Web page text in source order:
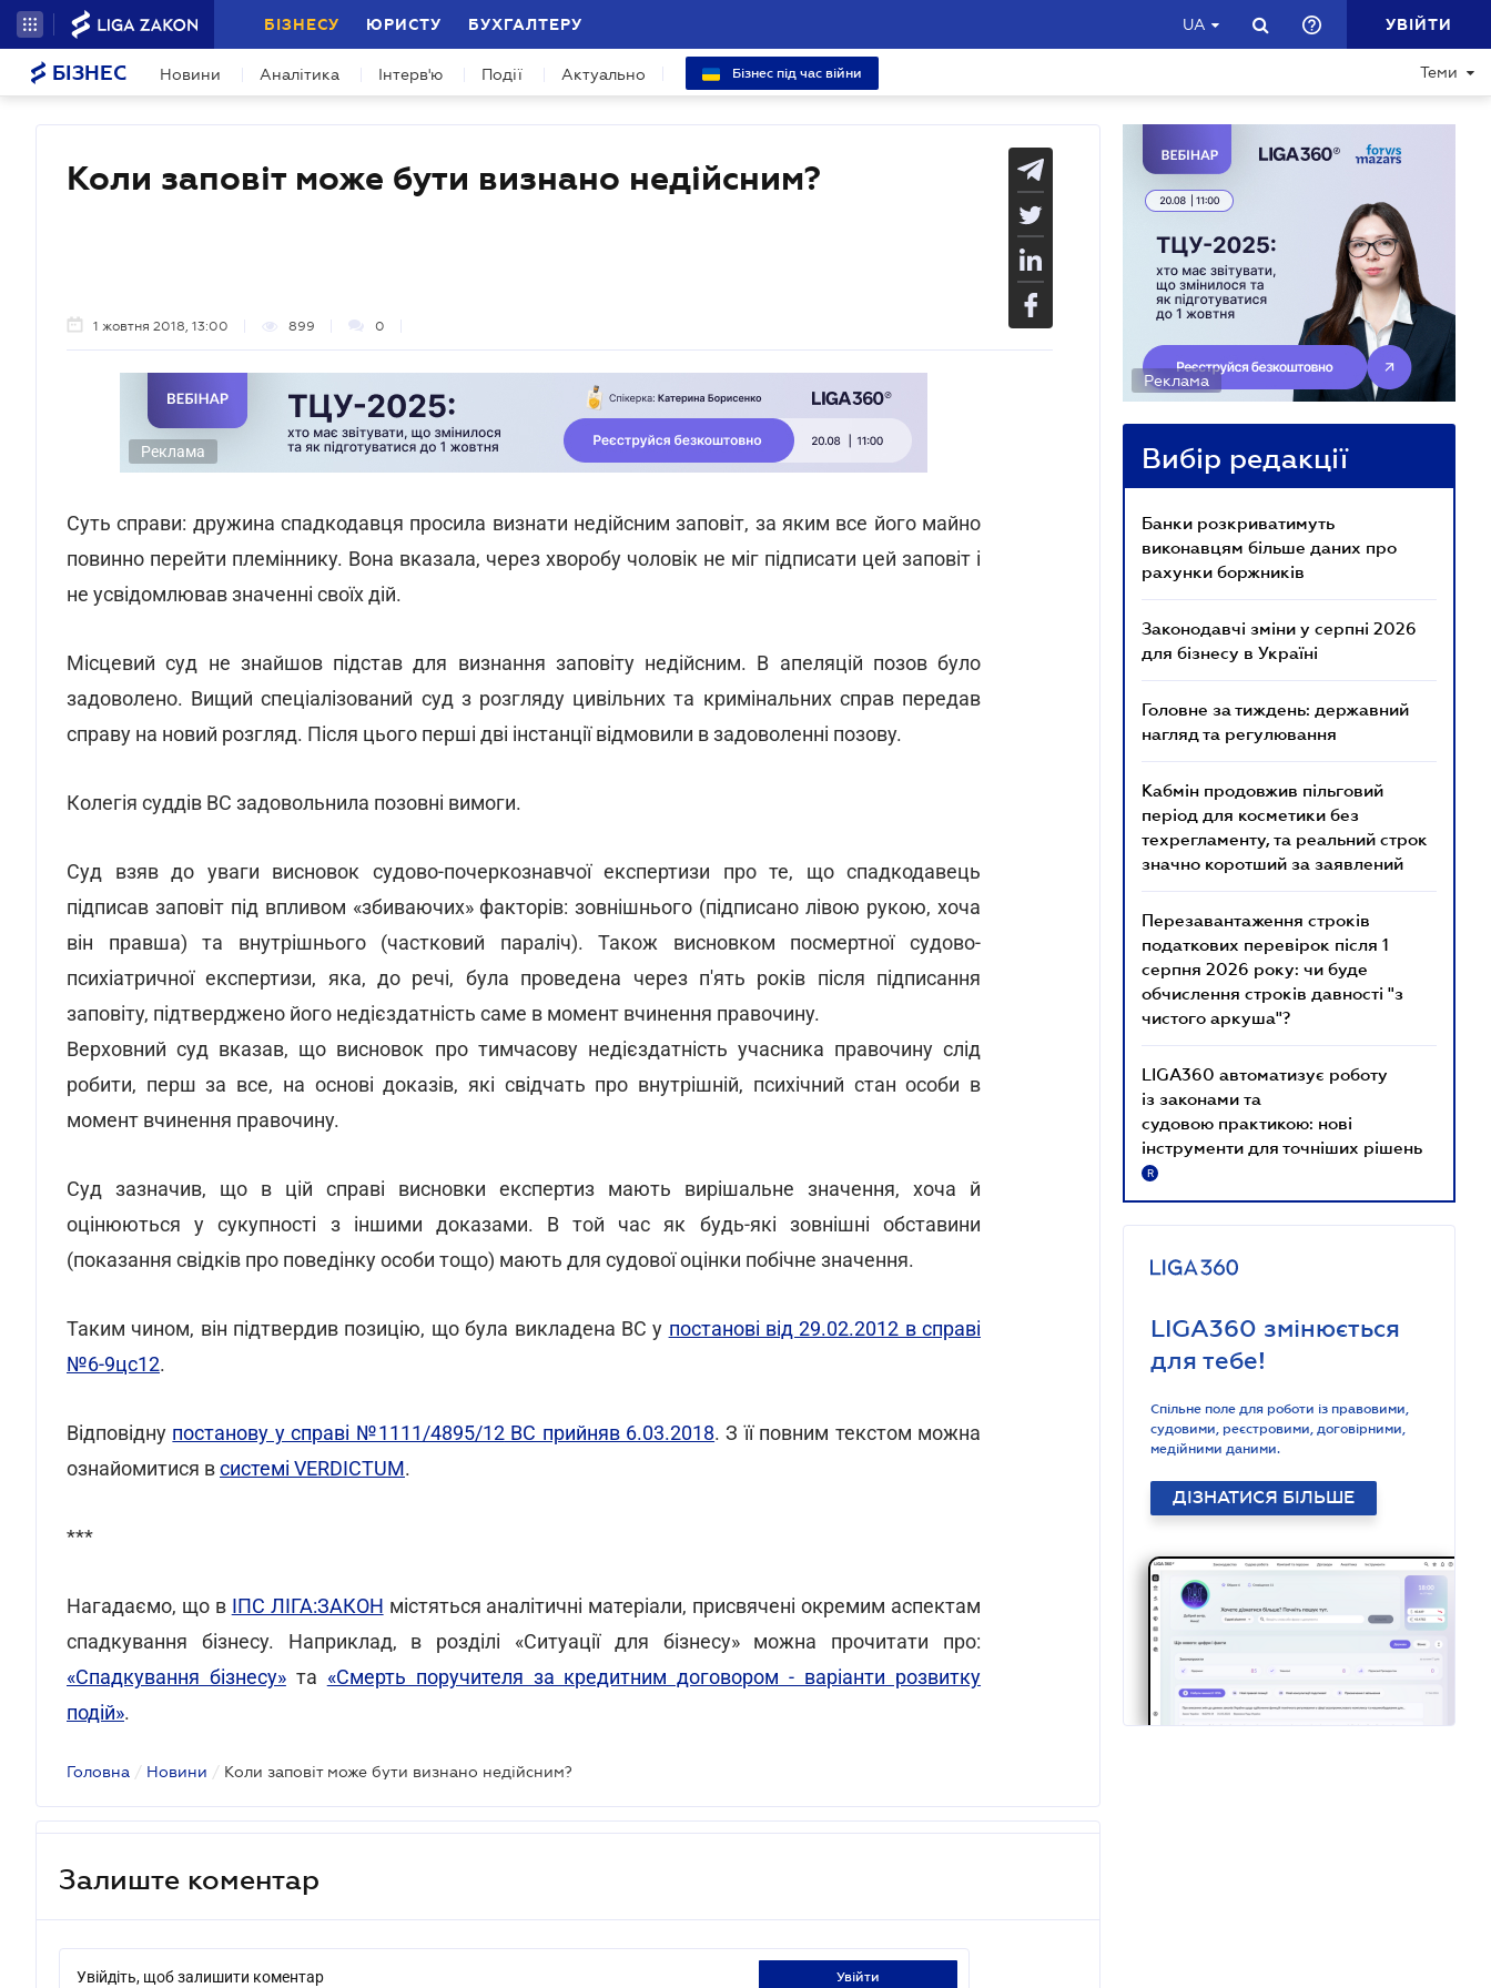
БІЗНЕСУ ЮРИСТУ БУХГАЛТЕРУ UA УВІЙТИ
БІЗНЕС Новини Аналітика Інтерв'ю Події Актуально Бізнес під час війни Теми
Коли заповіт може бути визнано недійсним?
1 жовтня 2018, 13:00 899 0
Реклама
Суть справи: дружина спадкодавця просила визнати недійсним заповіт, за яким все його майно
повинно перейти племіннику. Вона вказала, через хворобу чоловік не міг підписати цей заповіт і
не усвідомлював значенні своїх дій.
Місцевий суд не знайшов підстав для визнання заповіту недійсним. В апеляцій позов було
задоволено. Вищий спеціалізований суд з розгляду цивільних та кримінальних справ передав
справу на новий розгляд. Після цього перші дві інстанції відмовили в задоволенні позову.
Колегія суддів ВС задовольнила позовні вимоги.
Суд взяв до уваги висновок судово-почеркознавчої експертизи про те, що спадкодавець
підписав заповіт під впливом «збиваючих» факторів: зовнішнього (підписано лівою рукою, хоча
він правша) та внутрішнього (частковий параліч). Також висновком посмертної судово-
психіатричної експертизи, яка, до речі, була проведена через п'ять років після підписання
заповіту, підтверджено його недієздатність саме в момент вчинення правочину.
Верховний суд вказав, що висновок про тимчасову недієздатність учасника правочину слід
робити, перш за все, на основі доказів, які свідчать про внутрішній, психічний стан особи в
момент вчинення правочину.
Суд зазначив, що в цій справі висновки експертиз мають вирішальне значення, хоча й
оцінюються у сукупності з іншими доказами. В той час як будь-які зовнішні обставини
(показання свідків про поведінку особи тощо) мають для судової оцінки побічне значення.
Таким чином, він підтвердив позицію, що була викладена ВС у постанові від 29.02.2012 в справі
№6-9цс12.
Відповідну постанову у справі №1111/4895/12ВС прийняв 6.03.2018. З її повним текстом можна
ознайомитися всистемі VERDICTUM.
***
Нагадаємо, що в ІПС ЛІГА:ЗАКОН містяться аналітичні матеріали, присвячені окремим аспектам
спадкування бізнесу. Наприклад, в розділі «Ситуації для бізнесу» можна прочитати про:
«Спадкування бізнесу»та «Смерть поручителя за кредитним договором - варіанти розвитку
подій».
Головна / Новини / Коли заповіт може бути визнано недійсним?
Залиште коментар
Увійдіть, щоб залишити коментар увійти
Реклама
Вибір редакції
Банки розкриватимуть
виконавцям більше даних про
рахунки боржників
Законодавчі зміни у серпні 2026
для бізнесу в Україні
Головне за тиждень: державний
нагляд та регулювання
Кабмін продовжив пільговий
період для косметики без
техрегламенту, та реальний строк
значно коротший за заявлений
Перезавантаження строків
податкових перевірок після 1
серпня 2026 року: чи буде
обчислення строків давності "з
чистого аркуша"?
LIGA360 автоматизує роботу
із законами та
судовою практикою: нові
інструменти для точніших рішень
R
LIGA360 змінюється
для тебе!
Спільне поле для роботи із правовими,
судовими, реєстровими, договірними,
медійними даними.
ДІЗНАТИСЯ БІЛЬШЕ